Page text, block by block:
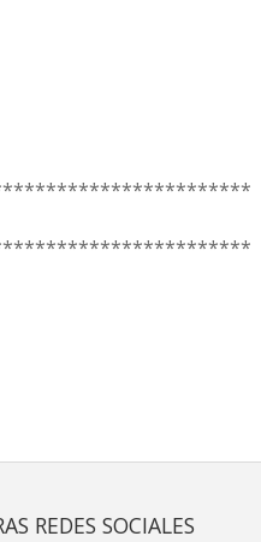
REDES SOCIALES